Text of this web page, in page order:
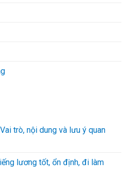
trò, nội dung và lưu ý quan
lương tốt, ổn định, đi làm